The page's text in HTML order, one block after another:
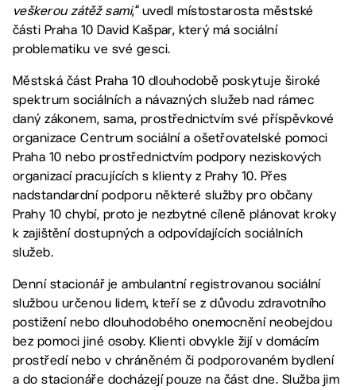
veškerou zátěž sami,“ uvedl místostarosta městské
části Praha 10 David Kašpar, který má sociální
problematiku ve své gesci.
Městská část Praha 10 dlouhodobě poskytuje široké
spektrum sociálních a návazných služeb nad rámec
daný zákonem, sama, prostřednictvím své příspěvkové
organizace Centrum sociální a ošetřovatelské pomoci
Praha 10 nebo prostřednictvím podpory neziskových
organizací pracujících s klienty z Prahy 10. Přes
nadstandardní podporu některé služby pro občany
Prahy 10 chybí, proto je nezbytné cíleně plánovat kroky
k zajištění dostupných a odpovídajících sociálních
služeb.
Denní stacionář je ambulantní registrovanou sociální
službou určenou lidem, kteří se z důvodu zdravotního
postižení nebo dlouhodobého onemocnění neobejdou
bez pomoci jiné osoby. Klienti obvykle žijí v domácím
prostředí nebo v chráněném či podporovaném bydlení
a do stacionáře docházejí pouze na část dne. Služba jim